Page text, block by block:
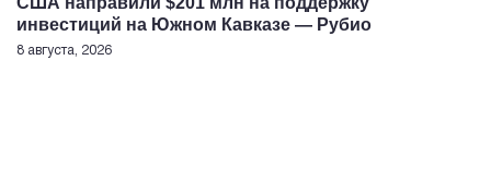
инвестиций на Южном Кавказе — Рубио
8 августа, 2026